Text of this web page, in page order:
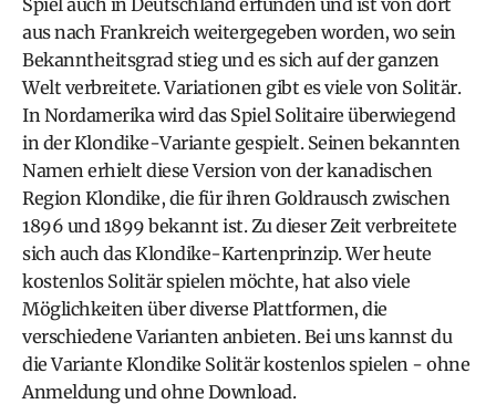
aus nach Frankreich weitergegeben worden, wo sein
Bekanntheitsgrad stieg und es sich auf der ganzen
Welt verbreitete. Variationen gibt es viele von Solitär.
In Nordamerika wird das Spiel Solitaire überwiegend
in der Klondike-Variante gespielt. Seinen bekannten
Namen erhielt diese Version von der kanadischen
Region Klondike, die für ihren Goldrausch zwischen
1896 und 1899 bekannt ist. Zu dieser Zeit verbreitete
sich auch das Klondike-Kartenprinzip. Wer heute
kostenlos Solitär spielen möchte, hat also viele
Möglichkeiten über diverse Plattformen, die
verschiedene Varianten anbieten. Bei uns kannst du
die Variante Klondike Solitär kostenlos spielen - ohne
Anmeldung und ohne Download.